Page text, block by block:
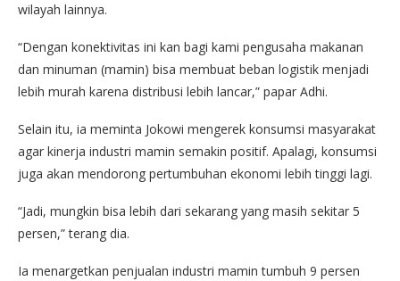
wilayah lainnya.
“Dengan konektivitas ini kan bagi kami pengusaha makanan
dan minuman (mamin) bisa membuat beban logistik menjadi
lebih murah karena distribusi lebih lancar,” papar Adhi.
Selain itu, ia meminta Jokowi mengerek konsumsi masyarakat
agar kinerja industri mamin semakin positif. Apalagi, konsumsi
juga akan mendorong pertumbuhan ekonomi lebih tinggi lagi.
“Jadi, mungkin bisa lebih dari sekarang yang masih sekitar 5
persen,” terang dia.
Ia menargetkan penjualan industri mamin tumbuh 9 persen